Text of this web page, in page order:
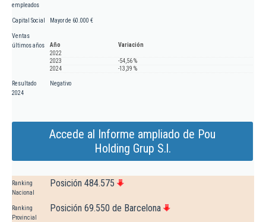
empleados
Capital Social Mayor de 60.000 €
Ventas
últimos años
Año
Variación
2022
2023
-54,56 %
2024
-13,39 %
Resultado
2024
Negativo
Accede al Informe ampliado de Pou
Holding Grup S.l.
Ranking
Nacional
Posición 484.575
Ranking
Provincial
Posición 69.550 de Barcelona